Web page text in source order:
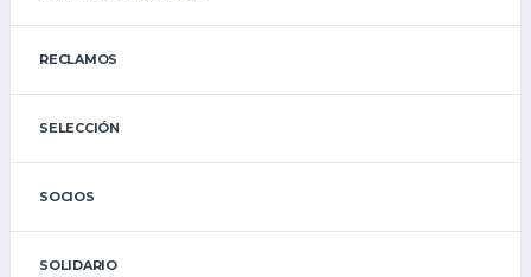
RECLAMOS
SELECCIÓN
SOCIOS
SOLIDARIO